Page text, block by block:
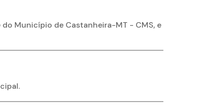
Município de Castanheira-MT - CMS, e